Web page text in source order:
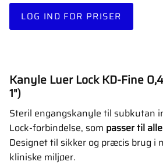
LOG IND FOR PRISER
Kanyle Luer Lock KD-Fine
1")
Steril engangskanyle til subkutan
Lock-forbindelse, som passer til
Designet til sikker og præcis brug i
kliniske miljøer.